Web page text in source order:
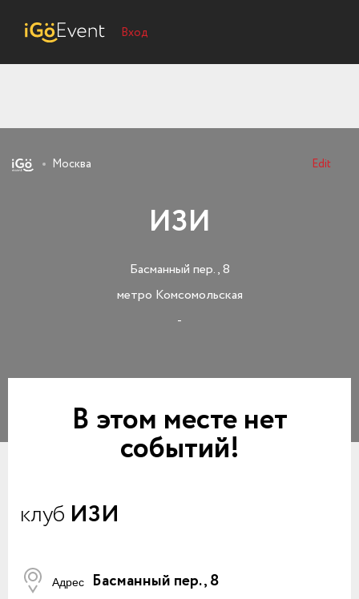
Вход
Москва Edit
ИЗИ
Басманный пер., 8
метро Комсомольская
-
В этом месте нет
событий!
клуб ИЗИ
Адрес Басманный пер., 8